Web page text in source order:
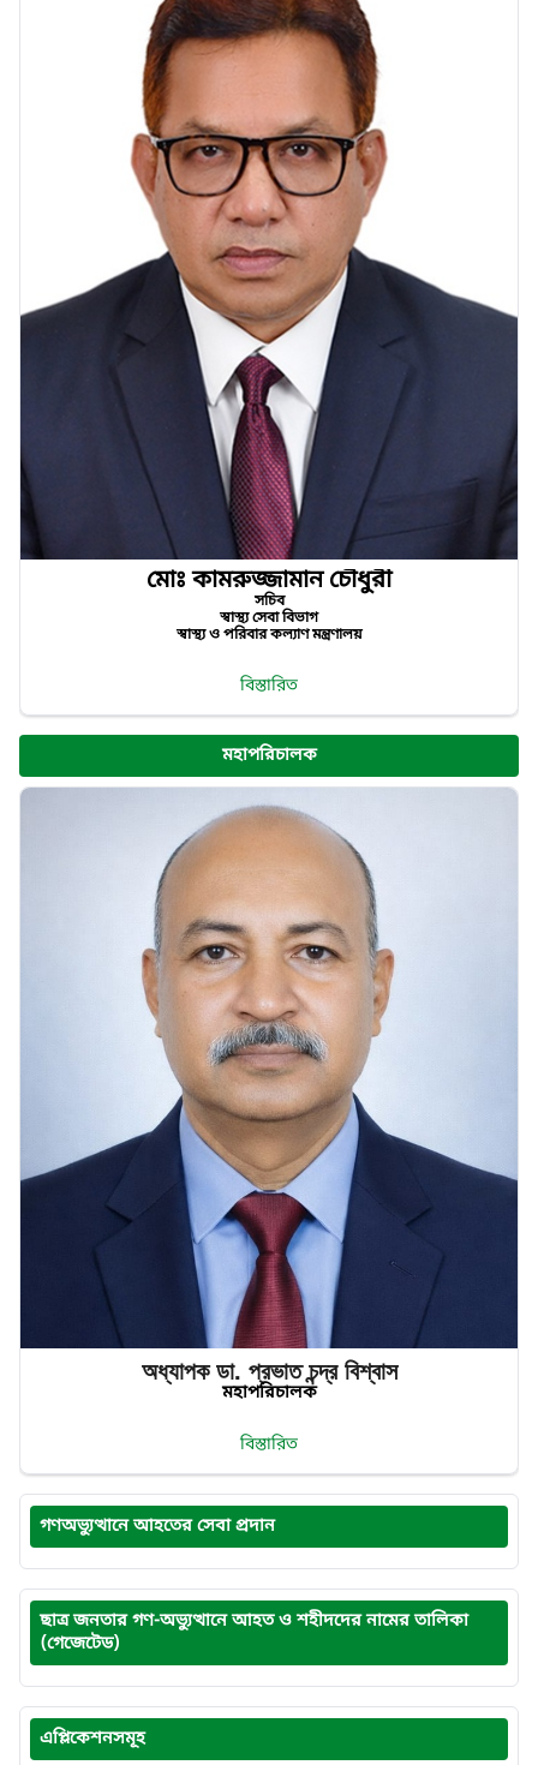
মোঃ কামরুজ্জামান চৌধুরী
সচিব
স্বাস্থ্য সেবা বিভাগ
স্বাস্থ্য ও পরিবার কল্যাণ মন্ত্রণালয়
বিস্তারিত
মহাপরিচালক
অধ্যাপক ডা. প্রভাত‌ চন্দ্র‌ বিশ্বাস
মহাপরিচালক
বিস্তারিত
গণঅভ্যুত্থানে আহতের সেবা প্রদান
ছাত্র জনতার গণ-অভ্যুত্থানে আহত ও শহীদদের নামের তালিকা
(গেজেটেড)
এপ্লিকেশনসমূহ